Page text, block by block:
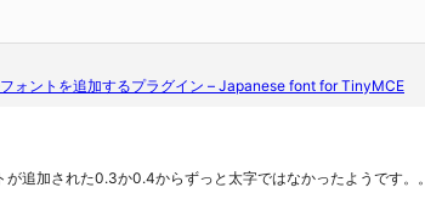
ォントを追加するプラグイン – Japanese font for TinyMCE
追加された0.3か0.4からずっと太字ではなかったようです。。